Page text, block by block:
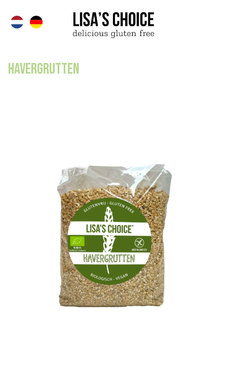
Havergrutten